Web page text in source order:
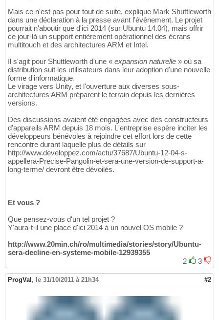
Mais ce n'est pas pour tout de suite, explique Mark Shuttleworth
dans une déclaration à la presse avant l'évènement. Le projet
pourrait n'aboutir que d'ici 2014 (sur Ubuntu 14.04), mais offrir
ce jour-là un support entièrement opérationnel des écrans
multitouch et des architectures ARM et Intel.
Il s'agit pour Shuttleworth d'une « expansion naturelle » où sa
distribution suit les utilisateurs dans leur adoption d'une nouvelle
forme d'informatique.
Le virage vers Unity, et l'ouverture aux diverses sous-
architectures ARM préparent le terrain depuis les dernières
versions.
Des discussions avaient été engagées avec des constructeurs
d'appareils ARM depuis 18 mois. L'entreprise espère inciter les
développeurs bénévoles à rejoindre cet effort lors de cette
rencontre durant laquelle plus de détails sur
http://www.developpez.com/actu/37687/Ubuntu-12-04-s-
appellera-Precise-Pangolin-et-sera-une-version-de-support-a-
long-terme/ devront être dévoilés.
Et vous ?
Que pensez-vous d'un tel projet ?
Y'aura-t-il une place d'ici 2014 à un nouvel OS mobile ?
http://www.20min.ch/ro/multimedia/stories/story/Ubuntu-
sera-decline-en-systeme-mobile-12939355
2
3
ProgVal , le 31/10/2011 à 21h34 #2